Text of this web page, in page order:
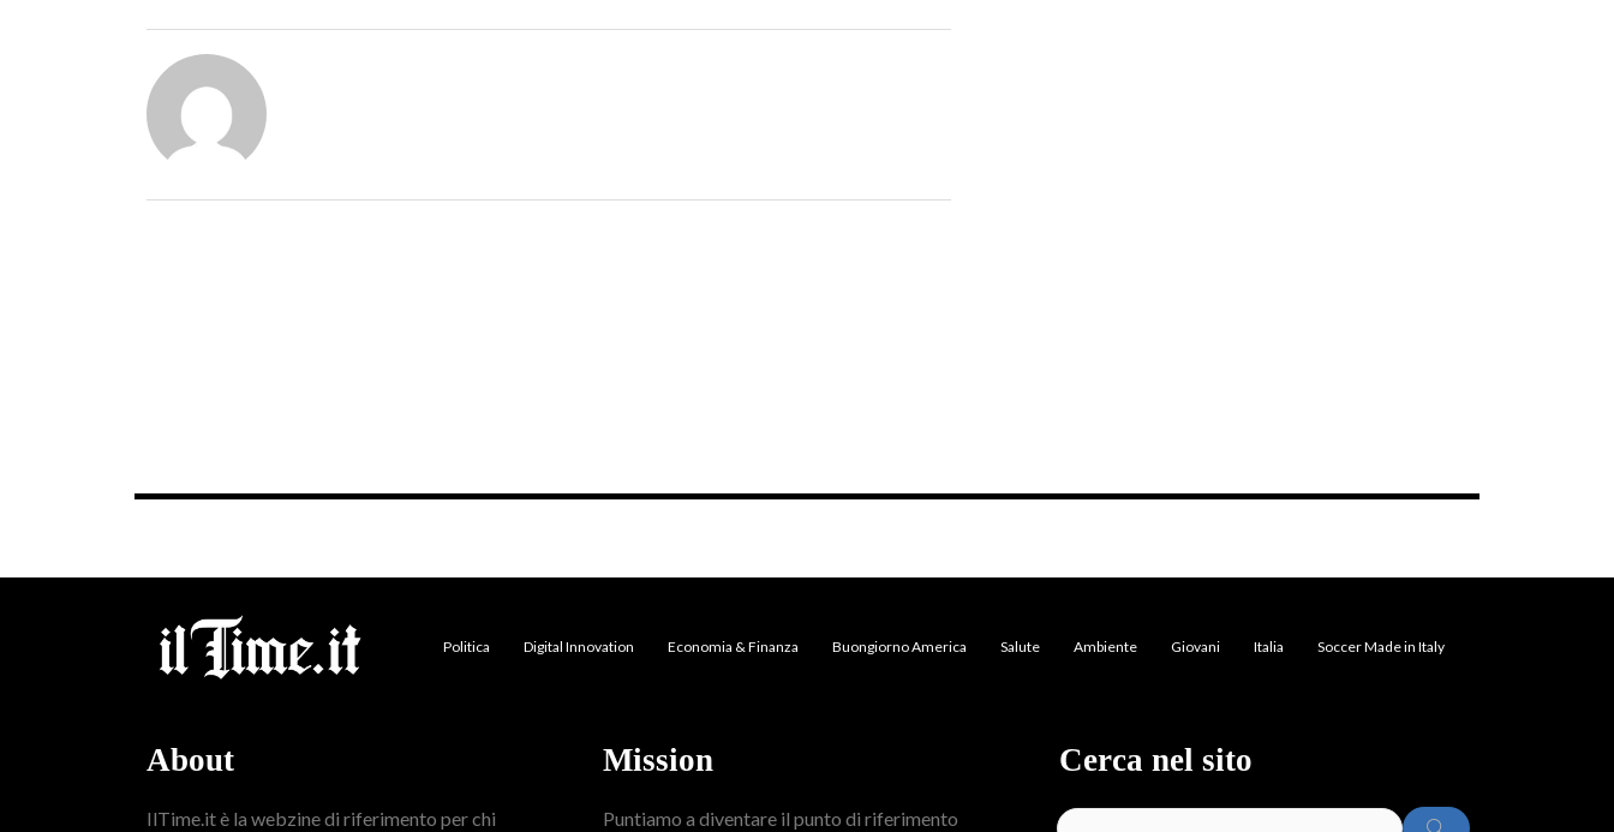
Politica Digital Innovation Economia & Finanza Buongiorno America Salute Ambiente Giovani Italia Soccer Made in Italy
About
IlTime.it è la webzine di riferimento per chi
Mission
Puntiamo a diventare il punto di riferimento
Cerca nel sito